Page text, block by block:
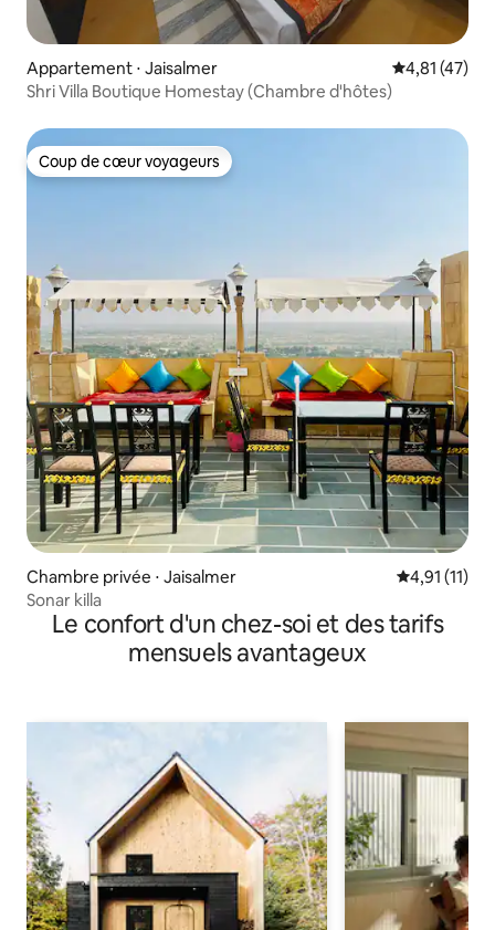
Appartement ⋅ Jaisalmer Évaluation
4,81 (47)
Shri Villa Boutique Homestay (Chambre d'hôtes)
Coup de cœur voyageurs
Coup de cœur voyageurs
Chambre privée ⋅ Jaisalmer Évaluation
4,91 (11)
Sonar killa
Le confort d'un chez-soi et des tarifs
mensuels avantageux